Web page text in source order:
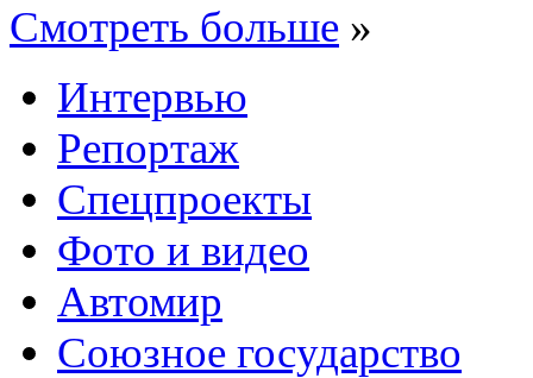
Смотреть больше »
Интервью
Репортаж
Спецпроекты
Фото и видео
Автомир
Союзное государство